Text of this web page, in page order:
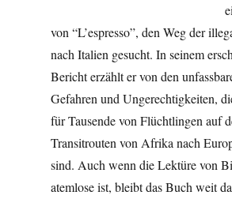
von “L’espresso”, den Weg der
nach Italien gesucht. In seinem
Bericht erzählt er von den
Gefahren und Ungerechtigkeiten,
für Tausende von Flüchtlingen auf
Transitrouten von Afrika nach
sind. Auch wenn die Lektüre von
atemlose ist, bleibt das Buch weit